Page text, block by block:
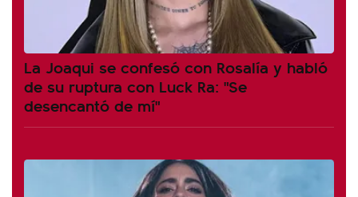
La Joaqui se confesó con Rosalía y habló
de su ruptura con Luck Ra: "Se
desencantó de mí"